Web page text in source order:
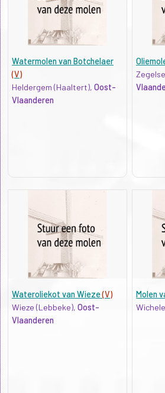
Watermolen van Botchelaer
(V)
Heldergem (Haaltert), Oost-
Vlaanderen
Wateroliekot van Wieze(V)
Wieze (Lebbeke), Oost-
Vlaanderen
Molen